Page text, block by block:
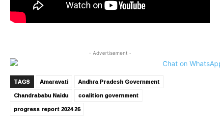
- Advertisement -
TAGS Amaravati
Andhra Pradesh Government
Chandrababu Naidu
coalition government
progress report 2024 26